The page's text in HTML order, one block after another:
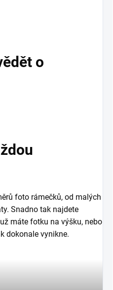
o
foto rámečků, od malých
Snadno tak najdete
máte fotku na výšku, nebo
dokonale vynikne.